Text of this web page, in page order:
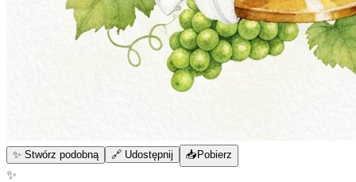
✨ Stwórz podobną 🔗 Udostępnij 📥 Pobierz
✨